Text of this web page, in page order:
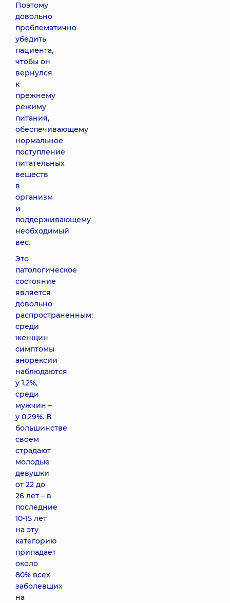
Поэтому
довольно
проблематично
убедить
пациента,
чтобы он
вернулся
к
прежнему
режиму
питания,
обеспечивающему
нормальное
поступление
питательных
веществ
в
организм
и
поддерживающему
необходимый
вес.
Это
патологическое
состояние
является
довольно
распространенным:
среди
женщин
симптомы
анорексии
наблюдаются
у 1,2%,
среди
мужчин –
у 0,29%. В
большинстве
своем
страдают
молодые
девушки
от 22 до
26 лет – в
последние
10-15 лет
на эту
категорию
припадает
около
80% всех
заболевших
на